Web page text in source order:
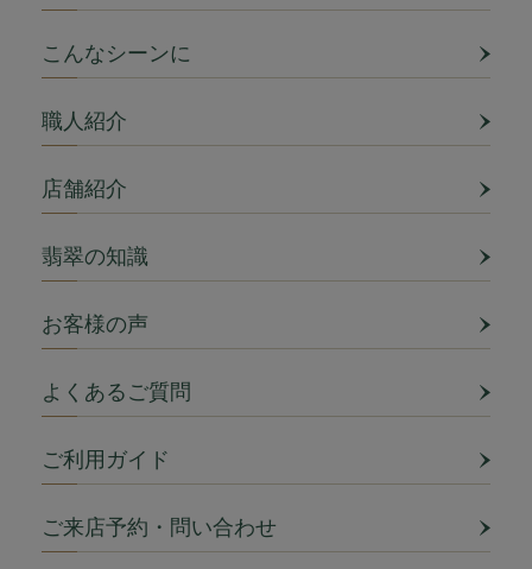
こんなシーンに
職人紹介
店舗紹介
翡翠の知識
お客様の声
よくあるご質問
ご利用ガイド
ご来店予約・問い合わせ